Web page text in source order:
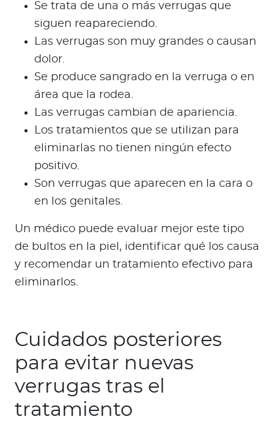
Se trata de una o más verrugas que
siguen reapareciendo.
Las verrugas son muy grandes o causan
dolor.
Se produce sangrado en la verruga o en
área que la rodea.
Las verrugas cambian de apariencia.
Los tratamientos que se utilizan para
eliminarlas no tienen ningún efecto
positivo.
Son verrugas que aparecen en la cara o
en los genitales.
Un médico puede evaluar mejor este tipo
de bultos en la piel, identificar qué los causa
y recomendar un tratamiento efectivo para
eliminarlos.
Cuidados posteriores
para evitar nuevas
verrugas tras el
tratamiento